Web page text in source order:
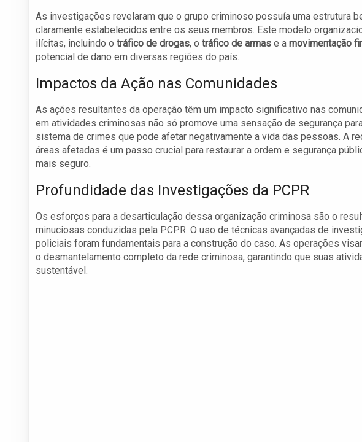
As investigações revelaram que o grupo criminoso possuía uma estrutura
claramente estabelecidos entre os seus membros. Este modelo
ilícitas, incluindo o tráfico de drogas, o tráfico de armas e a movimentação
potencial de dano em diversas regiões do país.
Impactos da Ação nas Comunidades
As ações resultantes da operação têm um impacto significativo nas
em atividades criminosas não só promove uma sensação de segurança
sistema de crimes que pode afetar negativamente a vida das pessoas. A
áreas afetadas é um passo crucial para restaurar a ordem e segurança
mais seguro.
Profundidade das Investigações da PCPR
Os esforços para a desarticulação dessa organização criminosa são o
minuciosas conduzidas pela PCPR. O uso de técnicas avançadas de
policiais foram fundamentais para a construção do caso. As operações
o desmantelamento completo da rede criminosa, garantindo que suas
sustentável.